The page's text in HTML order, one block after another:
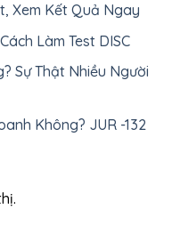
Xem Kết Quả Ngay
Làm Test DISC
Sự Thật Nhiều Người
Không? JUR -132